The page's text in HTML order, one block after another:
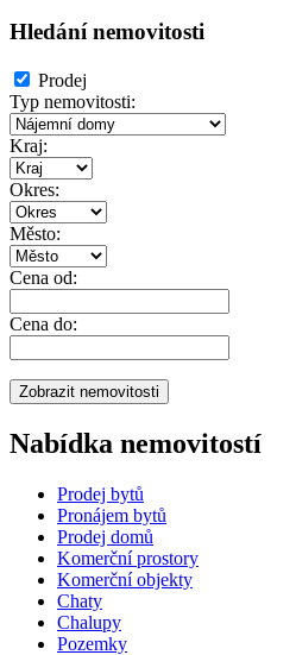
Hledání nemovitosti
Prodej
Typ nemovitosti:
Kraj:
Okres:
Město:
Cena od:
Cena do:
Nabídka nemovitostí
Prodej bytů
Pronájem bytů
Prodej domů
Komerční prostory
Komerční objekty
Chaty
Chalupy
Pozemky